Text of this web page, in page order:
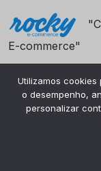
E-commerce"
Utilizamos
o desempenho,
personalizar